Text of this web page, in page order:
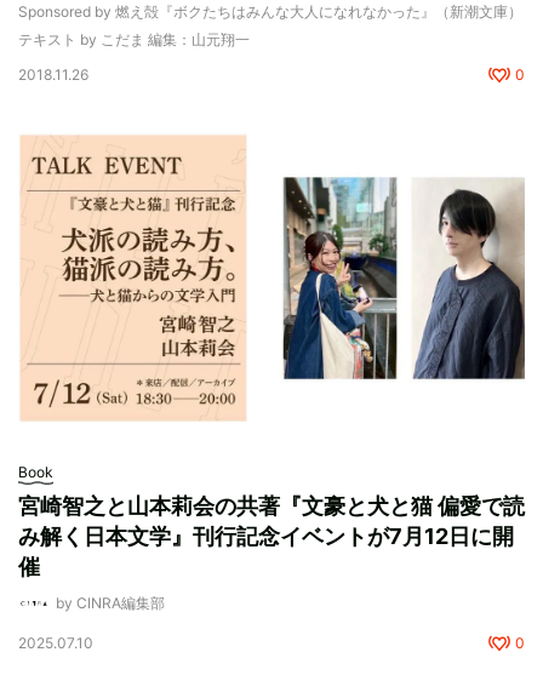
Sponsored by 燃え殻『ボクたちはみんな大人になれなかった』（新潮文庫）
テキスト by こだま 編集：山元翔一
2018.11.26
0
Book
宮崎智之と山本莉会の共著『文豪と犬と猫 偏愛で読
み解く日本文学』刊行記念イベントが7月12日に開
催
by CINRA編集部
2025.07.10 0